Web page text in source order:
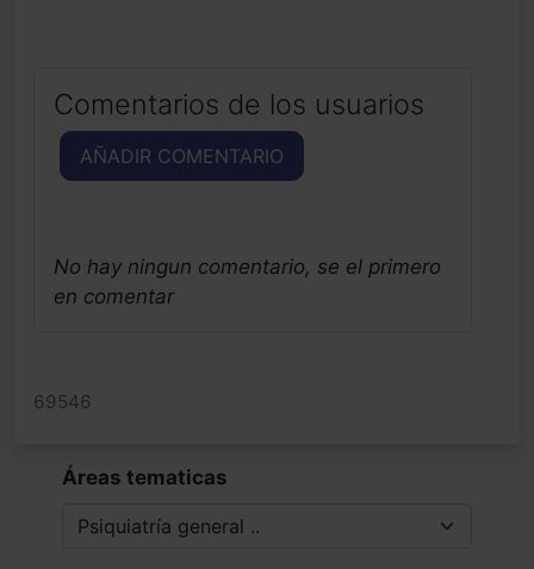
Comentarios de los usuarios
AÑADIR COMENTARIO
No hay ningun comentario, se el primero
en comentar
69546
Áreas tematicas